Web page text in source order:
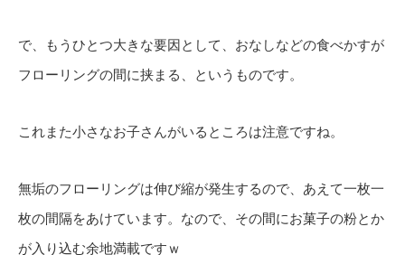
で、もうひとつ大きな要因として、おなしなどの食べかすが
フローリングの間に挟まる、というものです。
これまた小さなお子さんがいるところは注意ですね。
無垢のフローリングは伸び縮が発生するので、あえて一枚一
枚の間隔をあけています。なので、その間にお菓子の粉とか
が入り込む余地満載ですｗ